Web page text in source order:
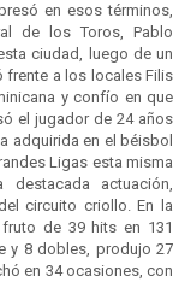
en esos términos,
de los Toros, Pablo
ciudad, luego de un
frente a los locales Filis
y confío en que
el jugador de 24 años
adquirida en el béisbol
Ligas esta misma
destacada actuación,
circuito criollo. En la
de 39 hits en 131
y 8 dobles, produjo 27
en 34 ocasiones, con